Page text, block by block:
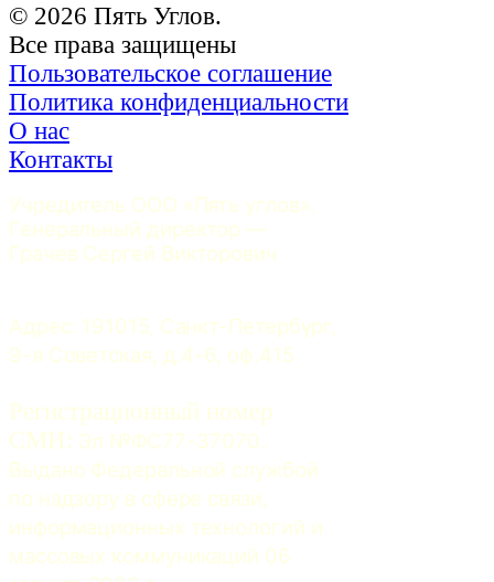
© 2026 Пять Углов.
Все права защищены
Пользовательское соглашение
Политика конфиденциальности
О нас
Контакты
Учредитель ООО «Пять углов».
Генеральный директор —
Грачев Сергей Викторович
Адрес: 191015, Санкт-Петербург,
9-я Советская, д.4-6, оф.415
Регистрационный номер
СМИ: Эл №ФС77-37070.
Выдано Федеральной службой
по надзору в сфере связи,
информационных технологий и
массовых коммуникаций 06